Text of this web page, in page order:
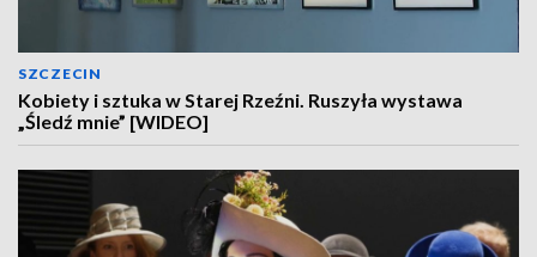
SZCZECIN
Kobiety i sztuka w Starej Rzeźni. Ruszyła wystawa
„Śledź mnie” [WIDEO]